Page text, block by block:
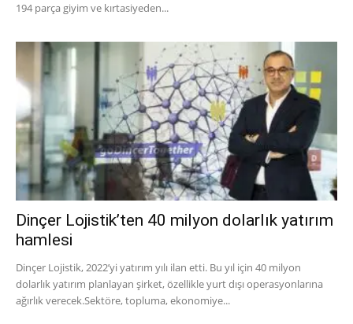
194 parça giyim ve kırtasiyeden...
Dinçer Lojistik’ten 40 milyon dolarlık yatırım
hamlesi
Dinçer Lojistik, 2022’yi yatırım yılı ilan etti. Bu yıl için 40 milyon
dolarlık yatırım planlayan şirket, özellikle yurt dışı operasyonlarına
ağırlık verecek.Sektöre, topluma, ekonomiye...